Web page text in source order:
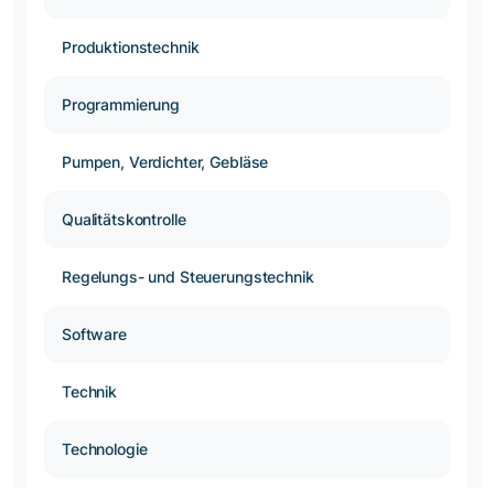
Produktionstechnik
Programmierung
Pumpen, Verdichter, Gebläse
Qualitätskontrolle
Regelungs- und Steuerungstechnik
Software
Technik
Technologie